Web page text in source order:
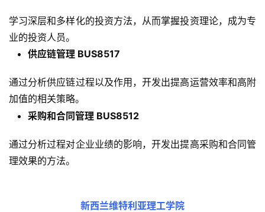
澳
加
美
关
伦
学习深层和多样化的投资方法，从而掌握投资理论，成为专
业的投资人员。
供应链管理 BUS8517
通过分析供应链过程以及作用，开发出提高运营效率和高附
加值的相关策略。
采购和合同管理 BUS8512
通过分析过程对企业业绩的影响，开发出提高采购和合同管
理效果的方法。
新西兰维特利亚理工学院